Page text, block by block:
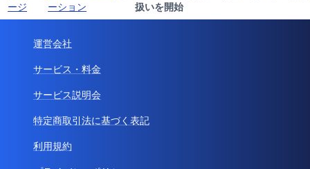
ージ
ーション
扱いを開始
運営会社
サービス・料金
サービス説明会
特定商取引法に基づく表記
利用規約